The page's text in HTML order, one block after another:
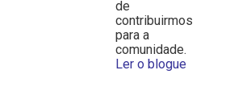
de
contribuirmos
para a
comunidade.
Ler o blogue